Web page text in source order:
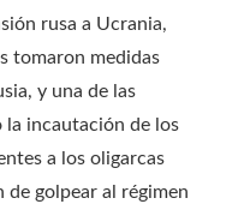
rusa a Ucrania,
tomaron medidas
y una de las
la incautación de los
a los oligarcas
de golpear al régimen